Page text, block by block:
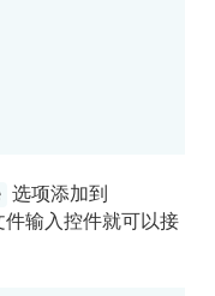
选项添加到
输入控件就可以接